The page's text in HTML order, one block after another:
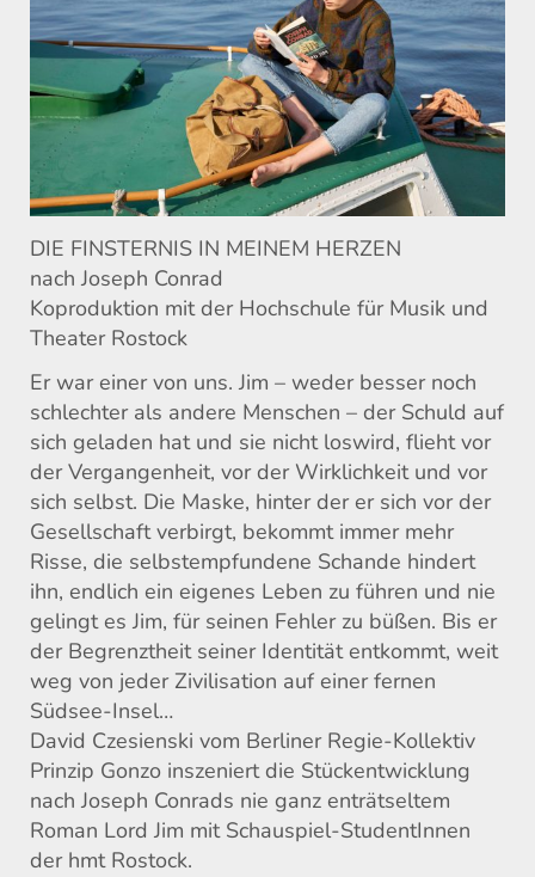
DIE FINSTERNIS IN MEINEM HERZEN
nach Joseph Conrad
Koproduktion mit der Hochschule für Musik und
Theater Rostock
Er war einer von uns. Jim – weder besser noch
schlechter als andere Menschen – der Schuld auf
sich geladen hat und sie nicht loswird, flieht vor
der Vergangenheit, vor der Wirklichkeit und vor
sich selbst. Die Maske, hinter der er sich vor der
Gesellschaft verbirgt, bekommt immer mehr
Risse, die selbstempfundene Schande hindert
ihn, endlich ein eigenes Leben zu führen und nie
gelingt es Jim, für seinen Fehler zu büßen. Bis er
der Begrenztheit seiner Identität entkommt, weit
weg von jeder Zivilisation auf einer fernen
Südsee-Insel…
David Czesienski vom Berliner Regie-Kollektiv
Prinzip Gonzo inszeniert die Stückentwicklung
nach Joseph Conrads nie ganz enträtseltem
Roman Lord Jim mit Schauspiel-StudentInnen
der hmt Rostock.